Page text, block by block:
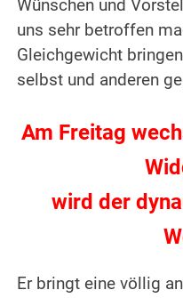
Wünschen und
uns sehr betroffen
Gleichgewicht
selbst und anderen
Am Freitag
wird der
Er bringt eine völlig